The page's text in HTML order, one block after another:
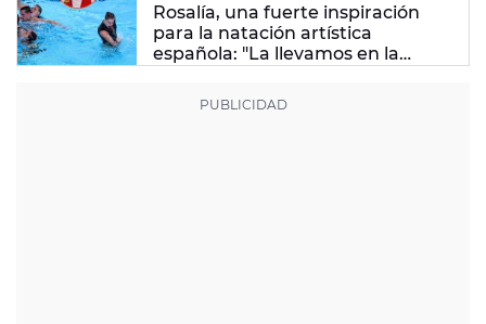
Rosalía, una fuerte inspiración
para la natación artística
española: "La llevamos en la